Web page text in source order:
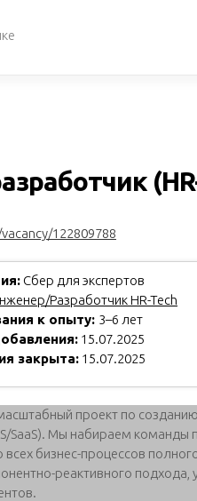
122809788
Сбер для экспертов
Разработчик HR-Tech
к опыту: 3–6 лет
15.07.2025
закрыта: 15.07.2025
проект по созданию
SaaS). Мы набираем команды
бизнес-процессов
реактивного подхода,